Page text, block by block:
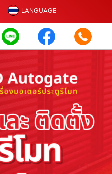
LANGUAGE